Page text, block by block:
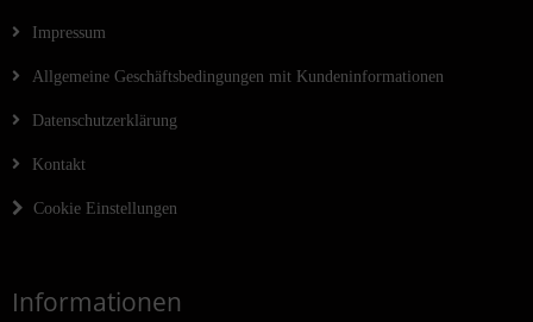
Impressum
Allgemeine Geschäftsbedingungen mit Kundeninformationen
Datenschutzerklärung
Kontakt
Cookie Einstellungen
Informationen